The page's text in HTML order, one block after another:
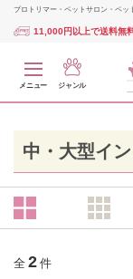
プロトリマー・ペットサロン・ペッ
11,000円以上で送料無
メニュー ジャンル
中・大型イン
全 2 件